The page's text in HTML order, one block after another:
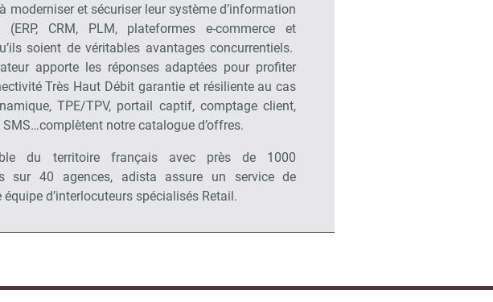
moderniser et sécuriser leur système d’information
CRM, PLM, plateformes e-commerce et
soient de véritables avantages concurrentiels.
apporte les réponses adaptées pour profiter
Très Haut Débit garantie et résiliente au cas
TPE/TPV, portail captif, comptage client,
notre catalogue d’offres.
du territoire français avec près de 1000
sur 40 agences, adista assure un service de
d’interlocuteurs spécialisés Retail.